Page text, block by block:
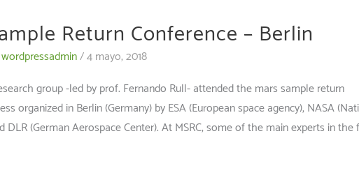
Return Conference – Berlin
wordpressadmin/4 mayo, 2018
group -led by prof. Fernando Rull- attended the mars sample return
organized in Berlin (Germany) by ESA (European space agency), NASA
(German Aerospace Center). At MSRC, some of the main experts in the